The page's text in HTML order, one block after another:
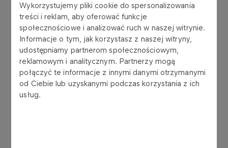
Wykorzystujemy pliki cookie do spersonalizowania
treści i reklam, aby oferować funkcje
społecznościowe i analizować ruch w naszej witrynie.
Informacje o tym, jak korzystasz z naszej witryny,
udostępniamy partnerom społecznościowym,
reklamowym i analitycznym. Partnerzy mogą
połączyć te informacje z innymi danymi otrzymanymi
od Ciebie lub uzyskanymi podczas korzystania z ich
usług.
wnioski z prowadzonej w dalszym ciągu kontroli
przez Biuro Kontroli i Bezpieczeństwa PKN
ORLEN Zarządowi Spółki.Po analizie materiału, w
związku z zaistnieniem uzasadnionego
podejrzenia popełniania przestępstwa działalności
na szkodę Spółki, Zarząd w dniu dzisiejszym
złożył stosowne zawiadomienie do Prokuratury.